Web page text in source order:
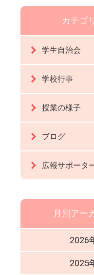
カテゴ
学生自治会
学校行事
授業の様子
ブログ
広報サポータ
月別アー
2026
2025